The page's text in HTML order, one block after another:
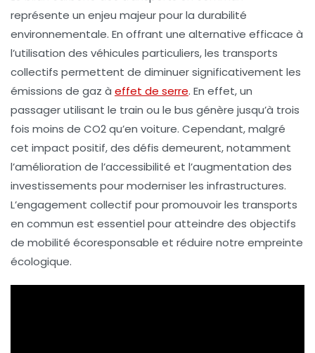
représente un enjeu majeur pour la durabilité
environnementale. En offrant une alternative efficace à
l’utilisation des véhicules particuliers, les transports
collectifs permettent de diminuer significativement les
émissions de gaz à effet de serre. En effet, un
passager utilisant le train ou le bus génère jusqu’à trois
fois moins de CO2qu’en voiture. Cependant, malgré
cet impact positif, des défis demeurent, notamment
l’amélioration de l’accessibilité et l’augmentation des
investissements pour moderniser les infrastructures.
L’engagement collectif pour promouvoir les transports
en commun est essentiel pour atteindre des objectifs
de mobilité écoresponsable et réduire notre empreinte
écologique.